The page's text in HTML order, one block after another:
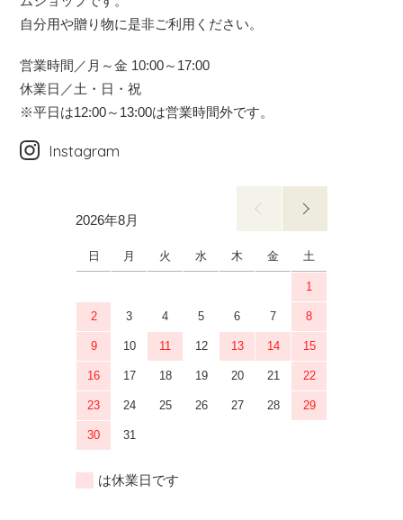
自分用や贈り物に是非ご利用ください。
営業時間／月～金 10:00～17:00
休業日／土・日・祝
※平日は12:00～13:00は営業時間外です。
Instagram
2026年8月
日 月 火 水 木 金 土
1
2 3 4 5 6 7 8
9 10 11 12 13 14 15
16 17 18 19 20 21 22
23 24 25 26 27 28 29
30 31
は休業日です